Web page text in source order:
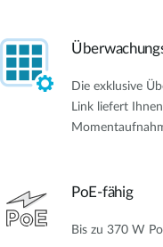
Die exklusive
Link liefert
PoE-fähig
Bis zu 370 W